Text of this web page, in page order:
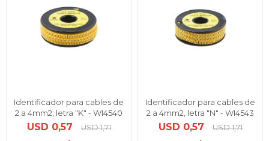
Identificador para cables de
2 a 4mm2, letra "K" - WI4540
USD 0,57 USD 1,71
Identificador para cables de
2 a 4mm2, letra "N" - WI4543
USD 0,57 USD 1,71